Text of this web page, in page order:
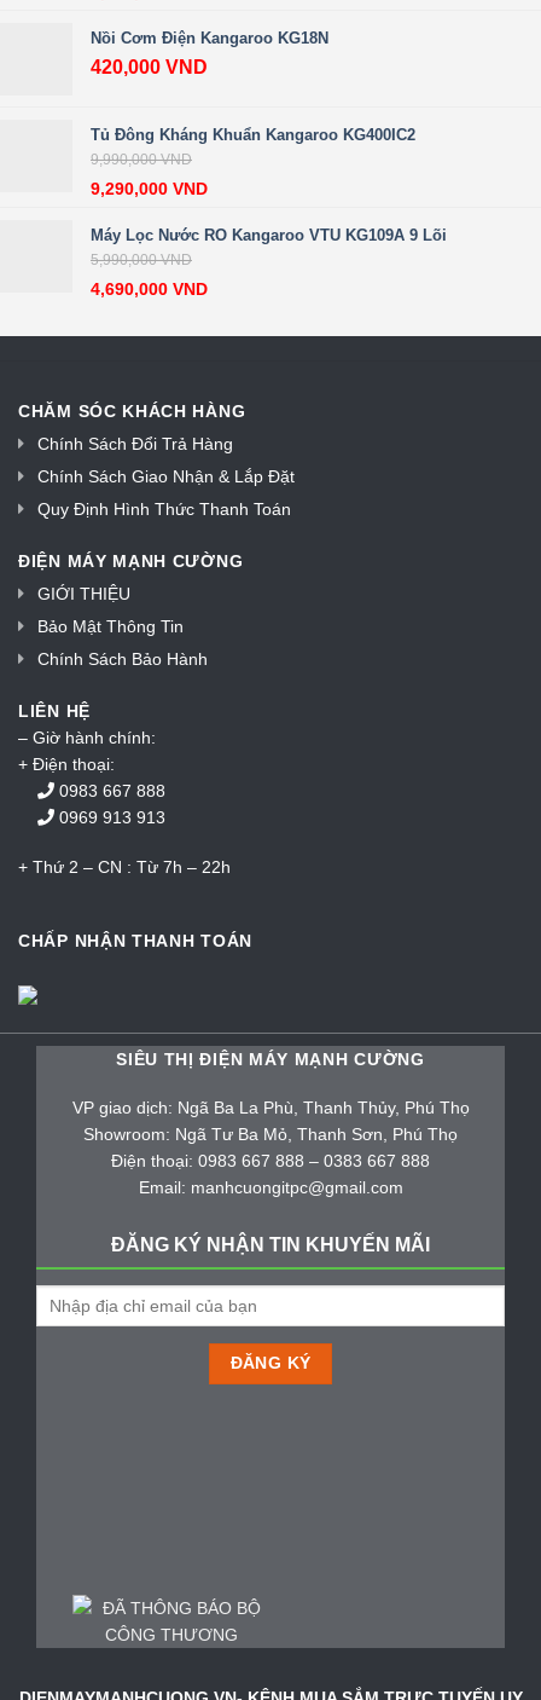
Nồi Cơm Điện Kangaroo KG18N
420,000 VND
Tủ Đông Kháng Khuẩn Kangaroo KG400IC2
9,990,000VND
9,290,000 VND
Máy Lọc Nước RO Kangaroo VTU KG109A 9 Lõi
5,990,000VND
4,690,000 VND
CHĂM SÓC KHÁCH HÀNG
Chính Sách Đổi Trả Hàng
Chính Sách Giao Nhận & Lắp Đặt
Quy Định Hình Thức Thanh Toán
ĐIỆN MÁY MẠNH CƯỜNG
GIỚI THIỆU
Bảo Mật Thông Tin
Chính Sách Bảo Hành
LIÊN HỆ
– Giờ hành chính:
+ Điện thoại:
0983 667 888
0969 913 913
+ Thứ 2 – CN : Từ 7h – 22h
CHẤP NHẬN THANH TOÁN
SIÊU THỊ ĐIỆN MÁY MẠNH CƯỜNG
VP giao dịch: Ngã Ba La Phù, Thanh Thủy, Phú Thọ
Showroom: Ngã Tư Ba Mỏ, Thanh Sơn, Phú Thọ
Điện thoại: 0983 667 888 – 0383 667 888
Email: manhcuongitpc@gmail.com
ĐĂNG KÝ NHẬN TIN KHUYẾN MÃI